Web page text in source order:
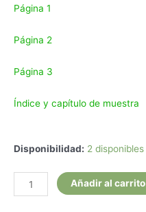
Página 1
Página 2
Página 3
Índice y capítulo de muestra
Disponibilidad: 2 disponibles
Mantenga
Simplicidad.
Aplicación
Añadir al carrito